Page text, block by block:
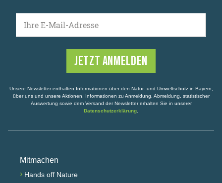
Ihre E-Mail-Adresse
Unsere Newsletter enthalten Informationen über den Natur- und Umweltschutz in Bayern,
über uns und unsere Aktionen. Informationen zu Anmeldung, Abmeldung, statistischer
Auswertung sowie dem Versand der Newsletter erhalten Sie in unserer
Datenschutzerklärung
Mitmachen
› Hands off Nature